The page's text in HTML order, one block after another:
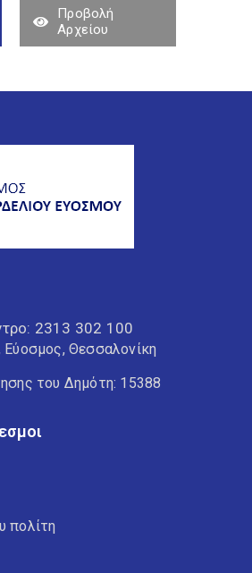
Προβολή
Αρχείου
2313 302 100
Θεσσαλονίκη
του Δημότη: 15388
πολίτη